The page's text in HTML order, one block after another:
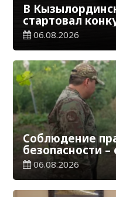
В
стартовал
семейных
06.08.2026
Соблюдение
безопасности –
гражданина
06.08.2026